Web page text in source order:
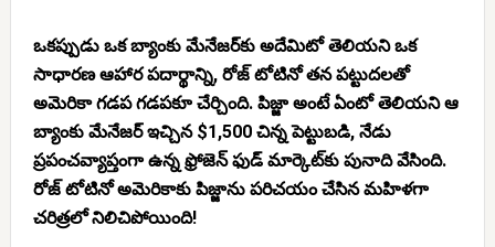
ఒకప్పుడు ఒక బ్యాంకు మేనేజర్‌కు అదేమిటో తెలియని ఒక
సాధారణ ఆహార పదార్థాన్ని, రోజ్ టోటినో తన పట్టుదలతో
అమెరికా గడప గడపకూ చేర్చింది. పిజ్జా అంటే ఏంటో తెలియని ఆ
బ్యాంకు మేనేజర్ ఇచ్చిన $1,500 చిన్న పెట్టుబడి, నేడు
ప్రపంచవ్యాప్తంగా ఉన్న ఫ్రోజెన్ ఫుడ్ మార్కెట్‌కు పునాది వేసింది.
రోజ్ టోటినో అమెరికాకు పిజ్జాను పరిచయం చేసిన మహిళగా
చరిత్రలో నిలిచిపోయింది!